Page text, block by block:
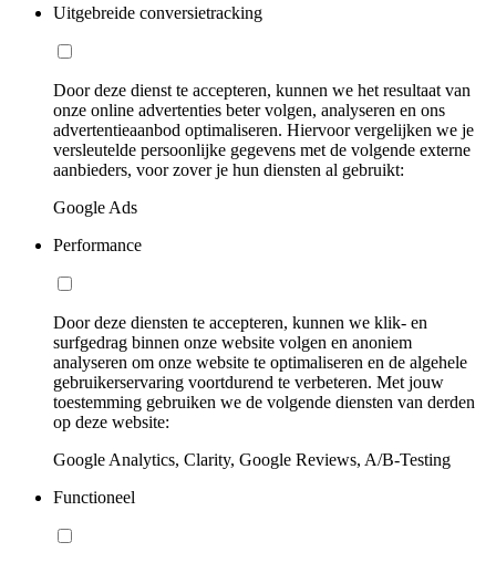
Uitgebreide conversietracking
Door deze dienst te accepteren, kunnen we het resultaat van
onze online advertenties beter volgen, analyseren en ons
advertentieaanbod optimaliseren. Hiervoor vergelijken we je
versleutelde persoonlijke gegevens met de volgende externe
aanbieders, voor zover je hun diensten al gebruikt:
Google Ads
Performance
Door deze diensten te accepteren, kunnen we klik- en
surfgedrag binnen onze website volgen en anoniem
analyseren om onze website te optimaliseren en de algehele
gebruikerservaring voortdurend te verbeteren. Met jouw
toestemming gebruiken we de volgende diensten van derden
op deze website:
Google Analytics, Clarity, Google Reviews, A/B-Testing
Functioneel